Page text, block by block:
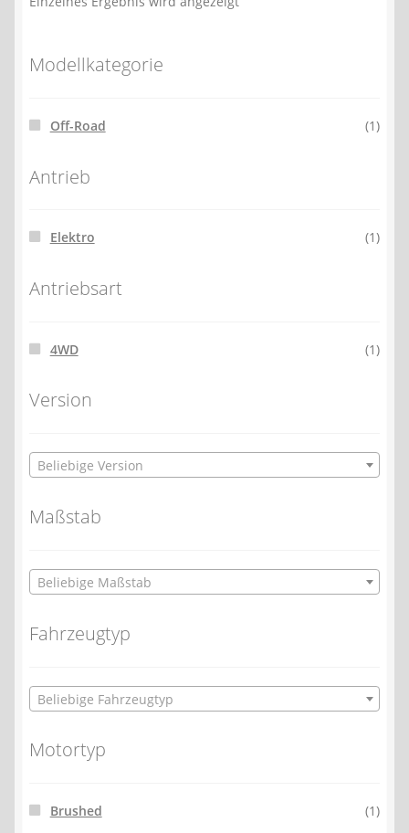
Modellkategorie
Off-Road (1)
Antrieb
Elektro (1)
Antriebsart
4WD (1)
Version
Beliebige Version
Maßstab
Beliebige Maßstab
Fahrzeugtyp
Beliebige Fahrzeugtyp
Motortyp
Brushed (1)